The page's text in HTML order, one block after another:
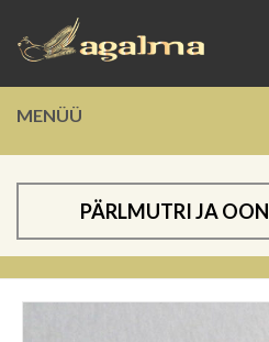
MENÜÜ
PÄRLMUTRI JA